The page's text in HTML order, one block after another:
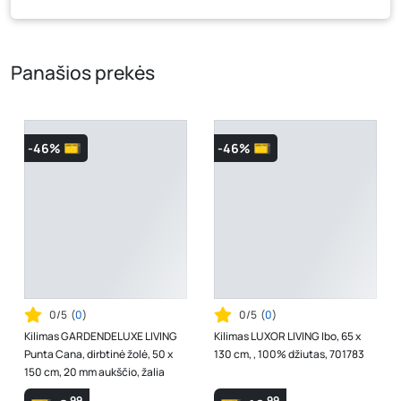
kaina, kuri galioja pirkimo metu.
Panašios prekės
-46%
0/5 (0)
Kilimas GARDENDELUXE LIVING
Punta Cana, dirbtinė žolė, 50 x
150 cm, 20 mm aukščio, žalia
-46%
0/5 (0)
Kilimas LUXOR LIVING Ibo, 65 x
130 cm, , 100% džiutas, 701783